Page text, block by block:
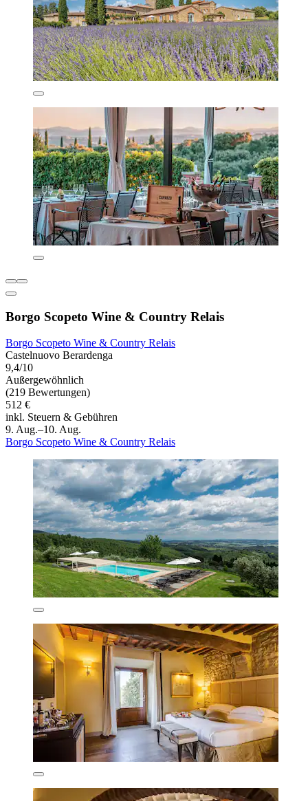
Borgo Scopeto Wine & Country Relais
Borgo Scopeto Wine & Country Relais
Castelnuovo Berardenga
9,4/10
Außergewöhnlich
(219 Bewertungen)
512 €
inkl. Steuern & Gebühren
9. Aug.–10. Aug.
Borgo Scopeto Wine & Country Relais